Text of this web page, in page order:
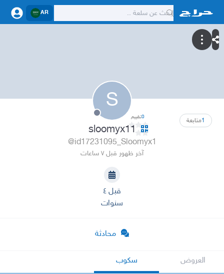
AR
S
1متابعة 0تقييم
sloomyx11
@id17231095_Sloomyx1
آخر ظهور قبل ٧ ساعات
قبل ٤
سنوات
محادثة
العروض سكوب